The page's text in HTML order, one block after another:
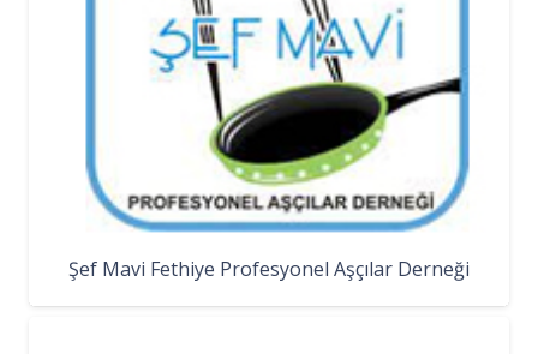
Şef Mavi Fethiye Profesyonel Aşçılar Derneği